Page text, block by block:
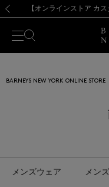
【夏季休業に伴う
熊本県を中心とした地
【開催中】
【夏季休業に伴う
BARNEYS NEW YORK ONLINE STORE
メンズウェア メン